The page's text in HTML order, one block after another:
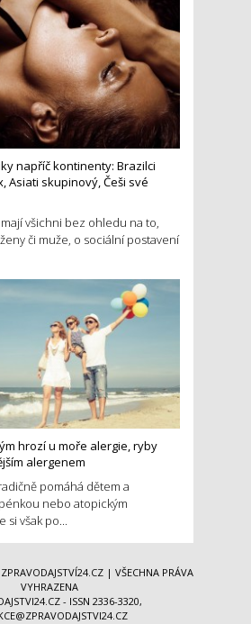
napříč kontinenty: Brazilci
Asiati skupinový, Češi své
všichni bez ohledu na to,
či muže, o sociální postavení
hrozí u moře alergie, ryby
alergenem
pomáhá dětem a
nebo atopickým
si však po...
ZPRAVODAJSTVÍ24.CZ | VŠECHNA PRÁVA
VYHRAZENA
- ISSN 2336-3320,